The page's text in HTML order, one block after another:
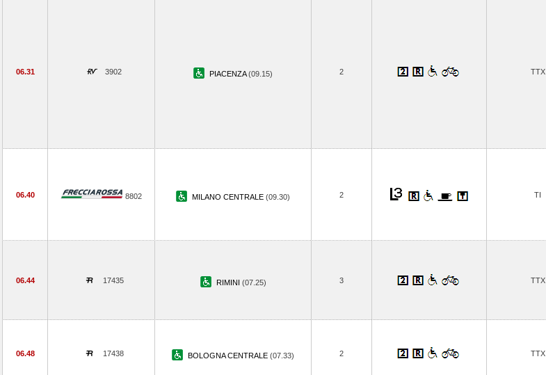
06.31 3902 PIACENZA(09.15) 2 TTX
06.40 8802 MILANO CENTRALE (09.30) 2 TI
06.44 17435 RIMINI (07.25) 3 TTX
06.48 17438 BOLOGNA CENTRALE (07.33) 2 TTX